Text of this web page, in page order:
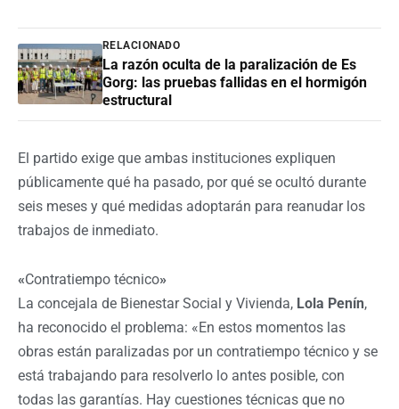
RELACIONADO
La razón oculta de la paralización de Es
Gorg: las pruebas fallidas en el hormigón
estructural
El partido exige que ambas instituciones expliquen
públicamente qué ha pasado, por qué se ocultó durante
seis meses y qué medidas adoptarán para reanudar los
trabajos de inmediato.
«Contratiempo técnico»
La concejala de Bienestar Social y Vivienda, Lola Penín,
ha reconocido el problema: «En estos momentos las
obras están paralizadas por un contratiempo técnico y se
está trabajando para resolverlo lo antes posible, con
todas las garantías. Hay cuestiones técnicas que no